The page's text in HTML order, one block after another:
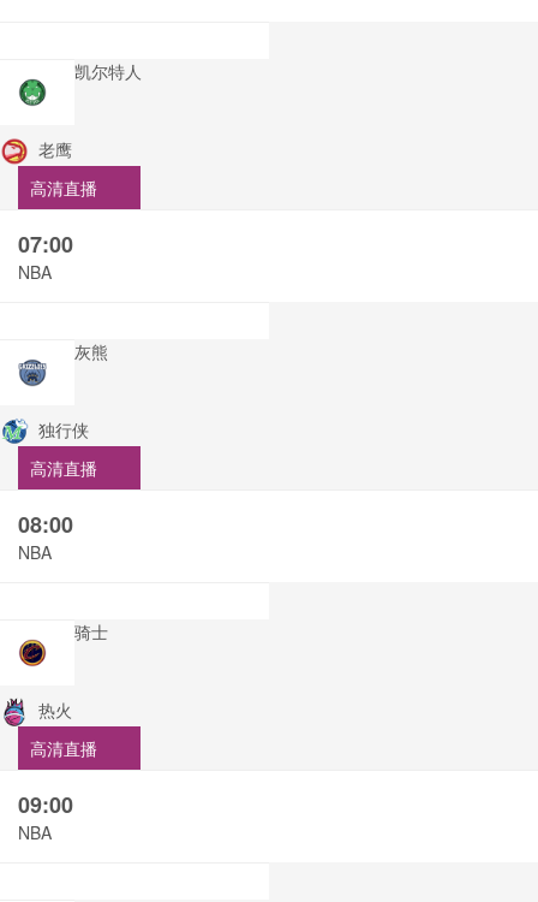
凯尔特人
老鹰
高清直播
07:00
NBA
灰熊
独行侠
高清直播
08:00
NBA
骑士
热火
高清直播
09:00
NBA